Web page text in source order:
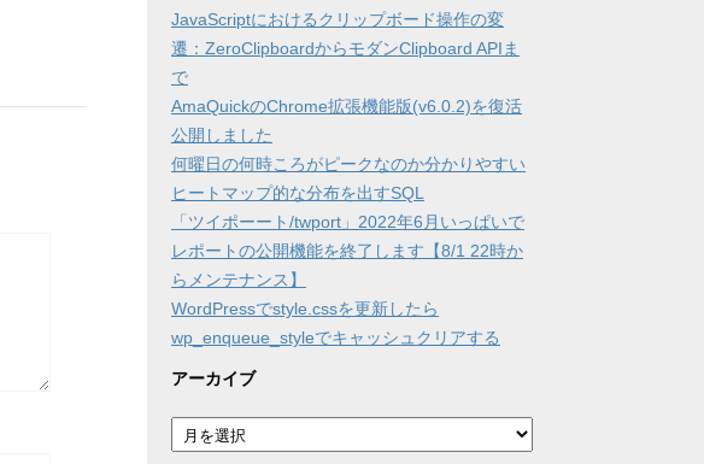
JavaScriptにおけるクリップボード操作の変
遷：ZeroClipboardからモダンClipboard APIま
で
AmaQuickのChrome拡張機能版(v6.0.2)を復活
公開しました
何曜日の何時ころがピークなのか分かりやすい
ヒートマップ的な分布を出すSQL
「ツイポーート/twport」2022年6月いっぱいで
レポートの公開機能を終了します【8/1 22時か
らメンテナンス】
WordPressでstyle.cssを更新したら
wp_enqueue_styleでキャッシュクリアする
アーカイブ
ア
ー